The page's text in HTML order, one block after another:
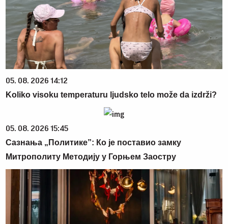
05. 08. 2026 14:12
Koliko visoku temperaturu ljudsko telo može da izdrži?
05. 08. 2026 15:45
Сазнања „Политике”: Ко је поставио замку
Митрополиту Методију у Горњем Заостру